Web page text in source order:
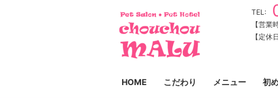
TEL:
【営
【定休
HOME こだわり メニュー 初